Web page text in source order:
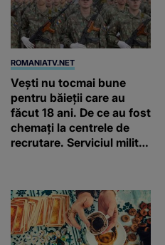
ROMANIATV.NET
Vești nu tocmai bune
pentru băieții care au
făcut 18 ani. De ce au fost
chemați la centrele de
recrutare. Serviciul militar